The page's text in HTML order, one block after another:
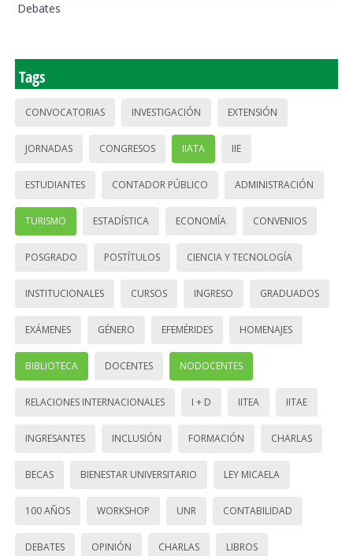
Debates
Tags
CONVOCATORIAS INVESTIGACIÓN EXTENSIÓN
JORNADAS CONGRESOS IIATA IIE
ESTUDIANTES CONTADOR PÚBLICO ADMINISTRACIÓN
TURISMO ESTADÍSTICA ECONOMÍA CONVENIOS
POSGRADO POSTÍTULOS CIENCIA Y TECNOLOGÍA
INSTITUCIONALES CURSOS INGRESO GRADUADOS
EXÁMENES GÉNERO EFEMÉRIDES HOMENAJES
BIBLIOTECA DOCENTES NODOCENTES
RELACIONES INTERNACIONALES I + D IITEA IITAE
INGRESANTES INCLUSIÓN FORMACIÓN CHARLAS
BECAS BIENESTAR UNIVERSITARIO LEY MICAELA
100 AÑOS WORKSHOP UNR CONTABILIDAD
DEBATES OPINIÓN CHARLAS LIBROS